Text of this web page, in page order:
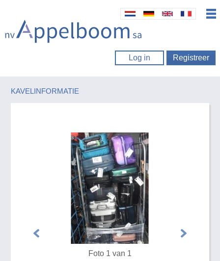
Log in Registreer
KAVELINFORMATIE
Foto 1 van 1